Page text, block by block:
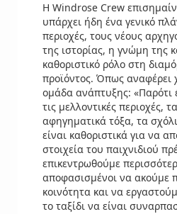
Η Windrose Crew
υπάρχει ήδη ένα γενικό
περιοχές, τους νέους
της ιστορίας, η γνώμη της
καθοριστικό ρόλο στη
προϊόντος. Όπως αναφέρει
ομάδα ανάπτυξης: «Παρότι
τις μελλοντικές περιοχές,
αφηγηματικά τόξα, τα
είναι καθοριστικά για να
στοιχεία του παιχνιδιού
επικεντρωθούμε
αποφασισμένοι να ακούμε
κοινότητα και να
το ταξίδι να είναι